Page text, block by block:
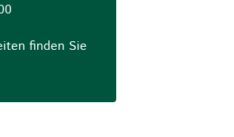
finden Sie